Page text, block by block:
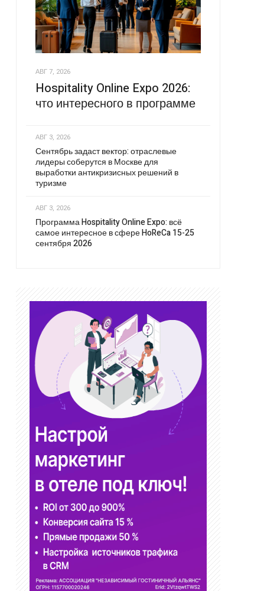
АВГ 7, 2026
Hospitality Online Expo 2026:
что интересного в программе
АВГ 3, 2026
Сентябрь задаст вектор: отраслевые
лидеры соберутся в Москве для
выработки антикризисных решений в
туризме
АВГ 3, 2026
Программа Hospitality Online Expo: всё
самое интересное в сфере HoReCa 15-25
сентября 2026